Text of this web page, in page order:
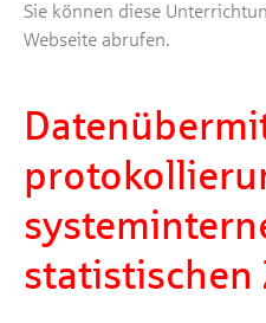
Sie können diese
Webseite abrufen.
statistischen